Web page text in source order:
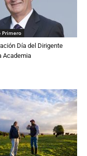
Primero
Día del Dirigente
Academia